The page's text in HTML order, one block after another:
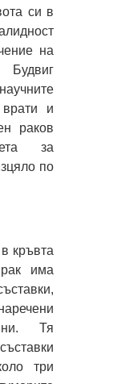
си в
на
Будвиг
и
раков
за
по
кръвта
има
Тя
три